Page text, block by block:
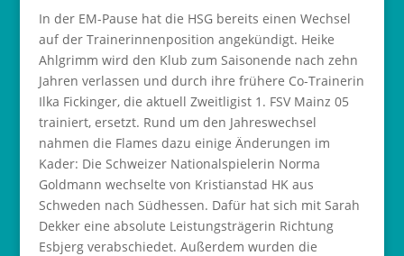
In der EM-Pause hat die HSG bereits einen Wechsel
auf der Trainerinnenposition angekündigt. Heike
Ahlgrimm wird den Klub zum Saisonende nach zehn
Jahren verlassen und durch ihre frühere Co-Trainerin
Ilka Fickinger, die aktuell Zweitligist 1. FSV Mainz 05
trainiert, ersetzt. Rund um den Jahreswechsel
nahmen die Flames dazu einige Änderungen im
Kader: Die Schweizer Nationalspielerin Norma
Goldmann wechselte von Kristianstad HK aus
Schweden nach Südhessen. Dafür hat sich mit Sarah
Dekker eine absolute Leistungsträgerin Richtung
Esbjerg verabschiedet. Außerdem wurden die